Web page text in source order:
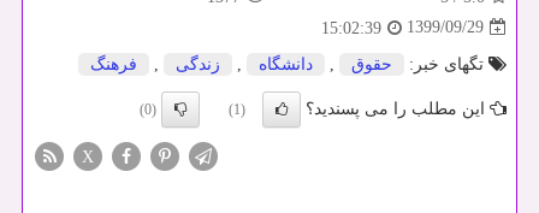
1399/09/29
15:02:39
تگهای خبر:
حقوق دانشگاه زندگی فرهنگ
این مطلب را می پسندید؟ (1)
(0)
X